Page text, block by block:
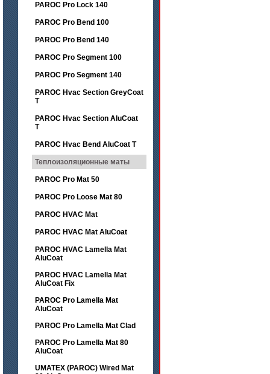
PAROC Pro Lock 140
PAROC Pro Bend 100
PAROC Pro Bend 140
PAROC Pro Segment 100
PAROC Pro Segment 140
PAROC Hvac Section GreyCoat
T
PAROC Hvac Section AluCoat
T
PAROC Hvac Bend AluCoat T
Теплоизоляционные маты
PAROC Pro Mat 50
PAROC Pro Loose Mat 80
PAROC HVAC Mat
PAROC HVAC Mat AluCoat
PAROC HVAC Lamella Mat
AluCoat
PAROC HVAC Lamella Mat
AluCoat Fix
PAROC Pro Lamella Mat
AluCoat
PAROC Pro Lamella Mat Clad
PAROC Pro Lamella Mat 80
AluCoat
UMATEX (PAROC) Wired Mat